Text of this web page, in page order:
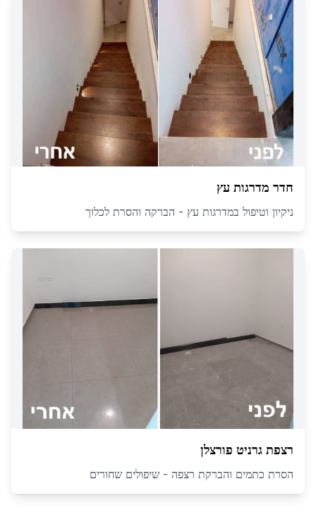
חדר מדרגות עץ
ניקיון וטיפול במדרגות עץ - הברקה והסרת לכלוך
רצפת גרניט פורצלן
הסרת כתמים והברקת רצפה - שיפולים שחורים